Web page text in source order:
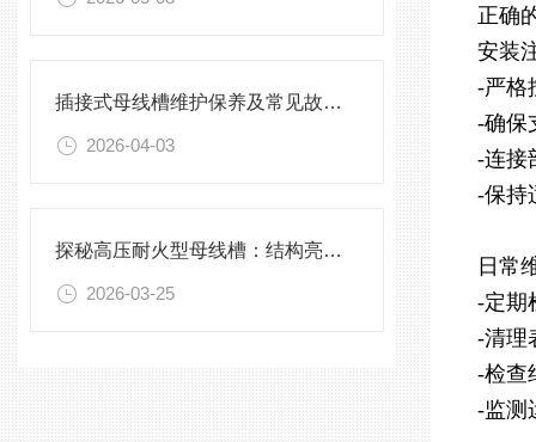
插接式母线槽维护保养及常见故障处理指南
2026-04-03
探秘高压耐火型母线槽：结构亮点与实用效能
2026-03-25
正确
安装
-严格
-确保
-连接
-保持
日常
-定期
-清理
-检查
-监测